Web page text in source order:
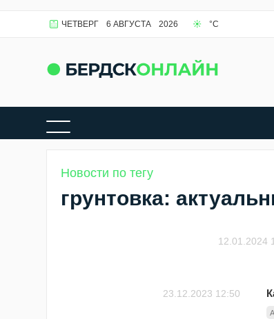
ЧЕТВЕРГ 6 АВГУСТА 2026 °C
Новости по тегу
грунтовка:
12.01.2024
23.12.2023 12:50